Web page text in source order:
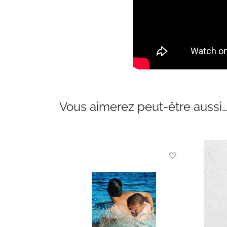
Vous aimerez peut-être aussi…